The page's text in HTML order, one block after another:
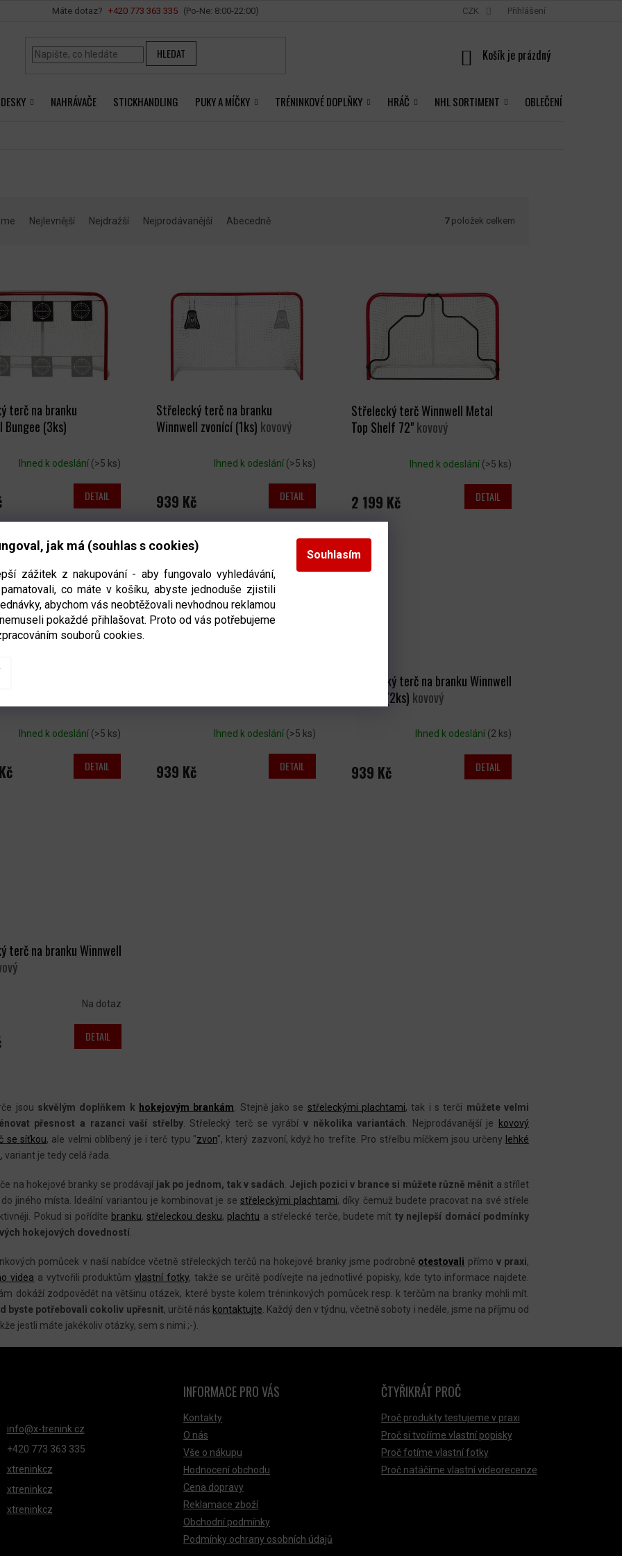
jak má (souhlas s cookies)
zážitek z nakupování - aby fungovalo vyhledávání,
co máte v košíku, abyste jednoduše zjistili
abychom vás neobtěžovali nevhodnou reklamou
pokaždé přihlašovat. Proto od vás potřebujeme
souborů cookies.
Souhlasím
+420 ‭773 363 335
Vše o nákupu CZK Přihlášení
HLEDAT
NÁKUPNÍ
NAHRÁVAČE STICKHANDLING PUKY A MÍČKY TRÉNINKOVÉ DOPLŇKY HRÁČ NHL SORTIMENT OBLEČENÍ
Nejlevnější Nejdražší Nejprodávanější Abecedně 7položek celkem
terč na branku
Bungee (3ks)
Ihned k odeslání (>5 ks)
DETAIL
Střelecký terč na branku
Winnwell zvonící (1ks) kovový
Ihned k odeslání (>5 ks)
939 Kč DETAIL
Střelecký terč Winnwell Metal
Top Shelf 72"kovový
Ihned k odeslání (>5 ks)
2 199 Kč DETAIL
Sharpshooter
Ihned k odeslání (>5 ks)
DETAIL
Ihned k odeslání (>5 ks)
939 Kč DETAIL
Střelecký terč na branku Winnwell
zvonící (2ks) kovový
Ihned k odeslání (2 ks)
939 Kč DETAIL
terč na branku Winnwell
Na dotaz
DETAIL
V
L
Á
A
C
Í
R
V
K
Y
Ý
I
S
jsou skvělým doplňkem k hokejovým brankám. Stejně jako se střeleckými plachtami, tak i s terči můžete velmi
přesnost a razanci vaší střelby. Střelecký terč se vyrábí v několika variantách. Nejprodávanější je
kovový
se síťkou, ale velmi oblíbený je i terč typu "zvon", který zazvoní, když ho trefíte. Pro střelbu míčkem jsou určeny lehké
, variant je tedy celá řada.
na hokejové branky se prodávají jak po jednom, tak v sadách. Jejich pozici v brance si můžete různě měnit a střílet
jiného místa. Ideální variantou je kombinovat je se střeleckými plachtami, díky čemuž budete pracovat na své střele
Pokud si pořídíte branku,střeleckou desku, plachtu a střelecké terče, budete mít ty nejlepší domácí podmínky
hokejových dovedností.
pomůcek v naší nabídce včetně střeleckých terčů na hokejové branky jsme podrobně otestovali přímo v praxi,
videa a vytvořili produktůmvlastní fotky, takže se určitě podívejte na jednotlivé popisky, kde tyto informace najdete.
dokáží zodpovědět na většinu otázek, které byste kolem tréninkových pomůcek resp. k terčům na branky mohli mít.
byste potřebovali cokoliv upřesnit, určitě nás kontaktujte. Každý den v týdnu, včetně soboty i neděle, jsme na příjmu od
jestli máte jakékoliv otázky, sem s nimi ;-).
info@x-trenink.cz
+420 ‭773 363 335
xtreninkcz
xtreninkcz
xtreninkcz
INFORMACE PRO VÁS
Kontakty
O nás
Vše o nákupu
Hodnocení obchodu
Cena dopravy
Reklamace zboží
Obchodní podmínky
Podmínky ochrany osobních údajů
ČTYŘIKRÁT PROČ
Proč produkty testujeme v praxi
Proč si tvoříme vlastní popisky
Proč fotíme vlastní fotky
Proč natáčíme vlastní videorecenze